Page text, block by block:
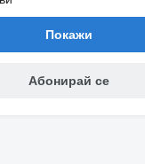
Покажи
Абонирай се